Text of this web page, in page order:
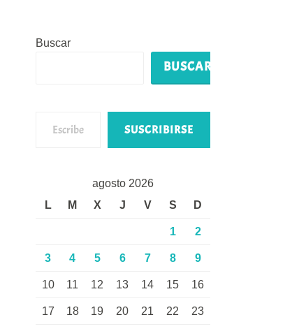
Buscar
BUSCAR
SUSCRIBIRSE
agosto 2026
L
M X J V S D
1 2
3 4 5 6 7 8 9
10 11 12 13 14 15 16
17 18 19 20 21 22 23